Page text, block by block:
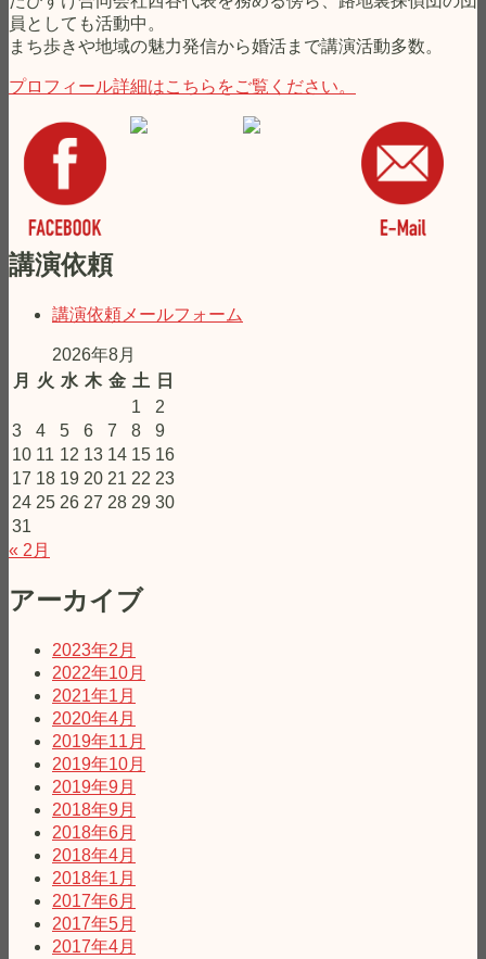
う！”
の
員としても活動中。
まち歩きや地域の魅力発信から婚活まで講演活動多数。
プロフィール詳細はこちらをご覧ください。
講演依頼
講演依頼メールフォーム
2026年8月
月
火 水 木 金 土
日
1
2
3
4 5 6 7 8
9
10 11 12 13 14 15 16
17 18 19 20 21 22 23
24 25 26 27 28 29 30
31
« 2月
アーカイブ
2023年2月
2022年10月
2021年1月
2020年4月
2019年11月
2019年10月
2019年9月
2018年9月
2018年6月
2018年4月
2018年1月
2017年6月
2017年5月
2017年4月